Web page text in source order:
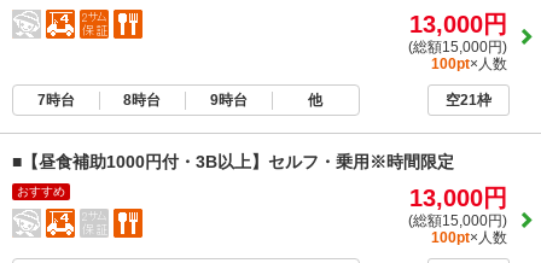
13,000円
(総額15,000円)
100pt×人数
7時台 8時台 9時台 他 空21枠
■【昼食補助1000円付・3B以上】セルフ・乗用※時間限定
おすすめ 13,000円
(総額15,000円)
100pt×人数